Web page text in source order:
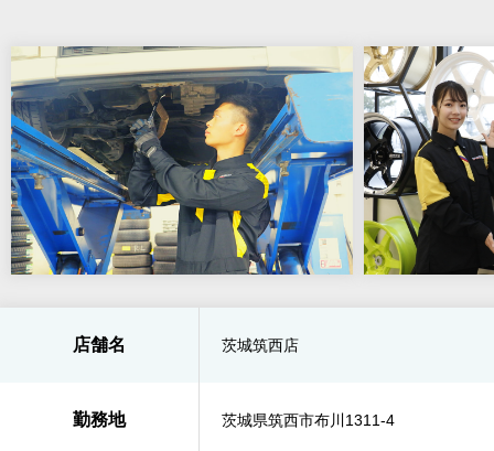
店舗名 茨城筑西店
勤務地 茨城県筑西市布川1311-4